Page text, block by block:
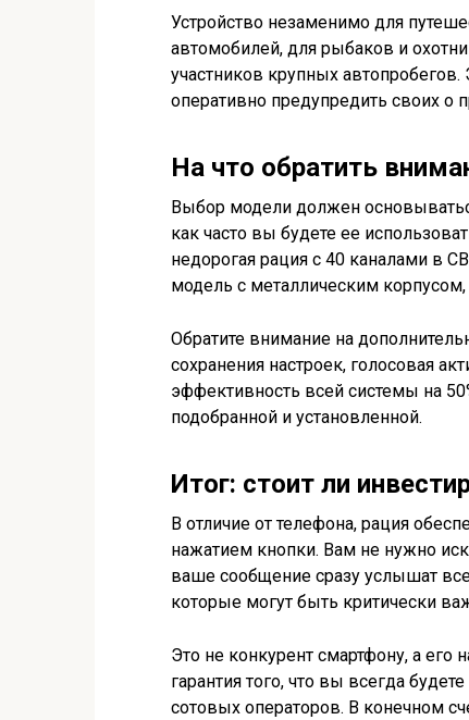
Устройство незаменимо для
автомобилей, для рыбаков и
участников крупных
оперативно предупредить своих о
На что обратить
Выбор модели должен
как часто вы будете ее
недорогая рация с 40 каналами в
модель с металлическим
Обратите внимание на
сохранения настроек, голосовая
эффективность всей системы на
подобранной и установленной.
Итог: стоит ли
В отличие от телефона, рация
нажатием кнопки. Вам не нужно
ваше сообщение сразу услышат все
которые могут быть критически
Это не конкурент смартфону, а
гарантия того, что вы всегда
сотовых операторов. В конечном